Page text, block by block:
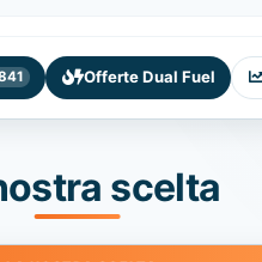
Offerte Dual Fuel
scelta